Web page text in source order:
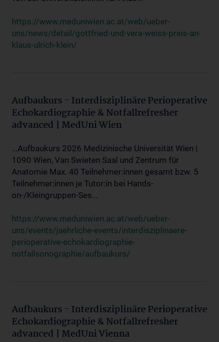
https://www.meduniwien.ac.at/web/ueber-
uns/news/detail/gottfried-und-vera-weiss-preis-an-
klaus-ulrich-klein/
Aufbaukurs - Interdisziplinäre Perioperative
Echokardiographie & Notfallrefresher
advanced | MedUni Wien
...Aufbaukurs 2026 Medizinische Universität Wien |
1090 Wien, Van Swieten Saal und Zentrum für
Anatomie Max. 40 Teilnehmer:innen gesamt bzw. 5
Teilnehmer:innen je Tutor:in bei Hands-
on-/Kleingruppen-Ses...
https://www.meduniwien.ac.at/web/ueber-
uns/events/jaehrliche-events/interdisziplinaere-
perioperative-echokardiographie-
notfallsonographie/aufbaukurs/
Aufbaukurs - Interdisziplinäre Perioperative
Echokardiographie & Notfallrefresher
advanced | MedUni Vienna